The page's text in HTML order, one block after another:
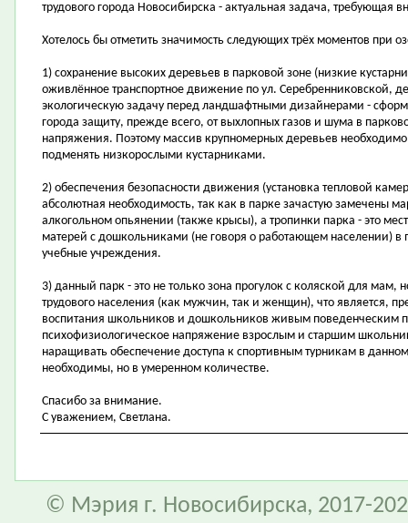
трудового города Новосибирска - актуальная задача, требующая
Хотелось бы отметить значимость следующих трёх моментов при
1) сохранение высоких деревьев в парковой зоне (низкие
оживлённое транспортное движение по ул. Серебренниковской,
экологическую задачу перед ландшафтными дизайнерами -
города защиту, прежде всего, от выхлопных газов и шума в
напряжения. Поэтому массив крупномерных деревьев
подменять низкорослыми кустарниками.
2) обеспечения безопасности движения (установка тепловой
абсолютная необходимость, так как в парке зачастую замечены
алкогольном опьянении (также крысы), а тропинки парка - это
матерей с дошкольниками (не говоря о работающем населении) в
учебные учреждения.
3) данный парк - это не только зона прогулок с коляской для мам,
трудового населения (как мужчин, так и женщин), что является,
воспитания школьников и дошкольников живым поведенческим
психофизиологическое напряжение взрослым и старшим
наращивать обеспечение доступа к спортивным турникам в
необходимы, но в умеренном количестве.
Спасибо за внимание.
С уважением, Светлана.
© Мэрия г. Новосибирска, 2017-